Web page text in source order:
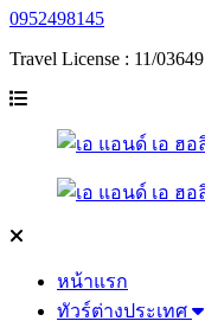
0952498145
Travel License : 11/03649
หน้าแรก
ทัวร์ต่างประเทศ